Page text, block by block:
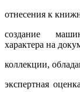
отнесения к
создание
характера на
коллекции,
экспертная